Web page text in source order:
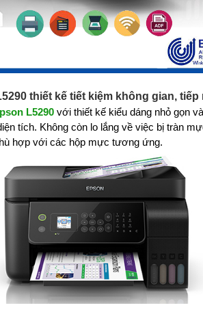
thiết kế tiết kiệm không gian,
L5290với thiết kế kiểu dáng nhỏ gọn
tích. Không còn lo lắng về việc bị tràn
hợp với các hộp mực tương ứng.